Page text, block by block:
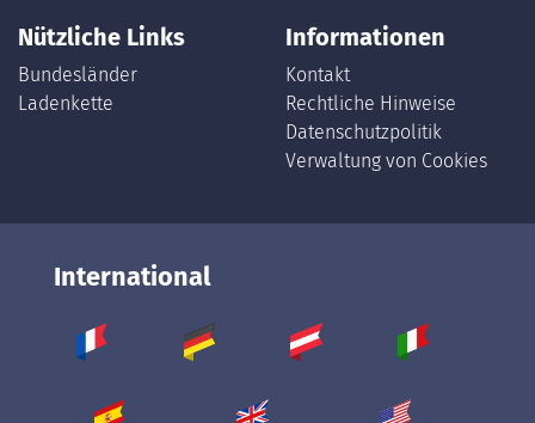
Nützliche Links
Bundesländer
Ladenkette
Informationen
Kontakt
Rechtliche Hinweise
Datenschutzpolitik
Verwaltung von Cookies
International